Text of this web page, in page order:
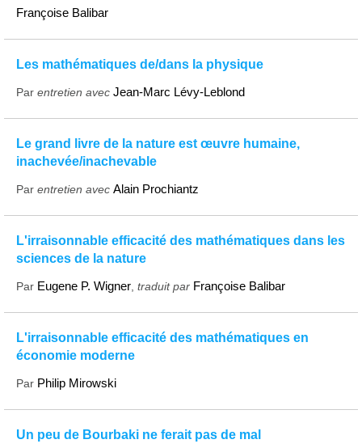
Françoise Balibar
Les mathématiques de/dans la physique
Par entretien avec Jean-Marc Lévy-Leblond
Le grand livre de la nature est œuvre humaine,
inachevée/inachevable
Par entretien avec Alain Prochiantz
L'irraisonnable efficacité des mathématiques dans les
sciences de la nature
Par Eugene P. Wigner traduit par Françoise Balibar
L'irraisonnable efficacité des mathématiques en
économie moderne
Par Philip Mirowski
Un peu de Bourbaki ne ferait pas de mal